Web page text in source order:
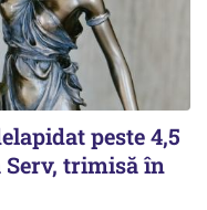
peste 4,5
trimisă în